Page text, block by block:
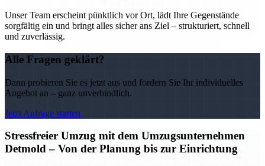
Unser Team erscheint pünktlich vor Ort, lädt Ihre Gegenstände
sorgfältig ein und bringt alles sicher ans Ziel – strukturiert, schnell
und zuverlässig.
Alle Fragen geklärt?
Dann probieren Sie es jetzt aus und fordern Sie Ihr individuelles
Angebot an – ganz unverbindlich.
Jetzt Anfrage starten
Stressfreier Umzug mit dem Umzugsunternehmen
Detmold – Von der Planung bis zur Einrichtung